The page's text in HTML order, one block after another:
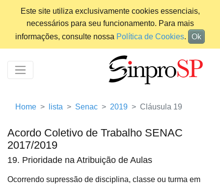
Este site utiliza exclusivamente cookies essenciais,
necessários para seu funcionamento. Para mais
informações, consulte nossa Política de Cookies. Ok
Home lista Senac 2019 Cláusula 19
Acordo Coletivo de Trabalho SENAC
2017/2019
19. Prioridade na Atribuição de Aulas
Ocorrendo supressão de disciplina, classe ou turma em